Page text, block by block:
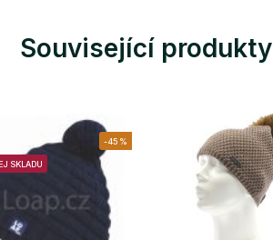
Související produkty
SKLADU
-45%